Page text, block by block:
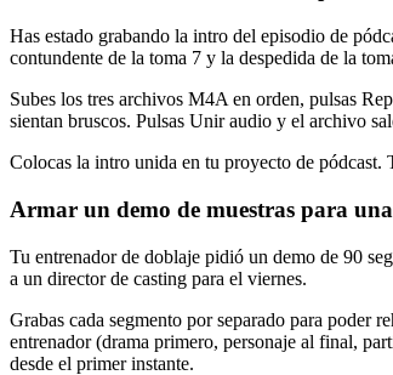
Has estado grabando la intro del episodio de
contundente de la toma 7 y la despedida de la
Subes los tres archivos M4A en orden, pulsas
sientan bruscos. Pulsas Unir audio y el archivo
Colocas la intro unida en tu proyecto de pódcast.
Armar un demo de muestras para
Tu entrenador de doblaje pidió un demo de 90
a un director de casting para el viernes.
Grabas cada segmento por separado para poder
entrenador (drama primero, personaje al final,
desde el primer instante.